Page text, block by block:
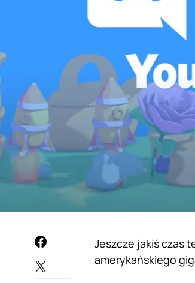
Jeszcze jakiś czas
amerykańskiego